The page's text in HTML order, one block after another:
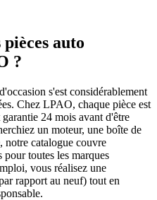
auto
?
s'est considérablement
Chez LPAO, chaque pièce est
24 mois avant d'être
un moteur, une boîte de
notre catalogue couvre
pour toutes les marques
vous réalisez une
rapport au neuf) tout en